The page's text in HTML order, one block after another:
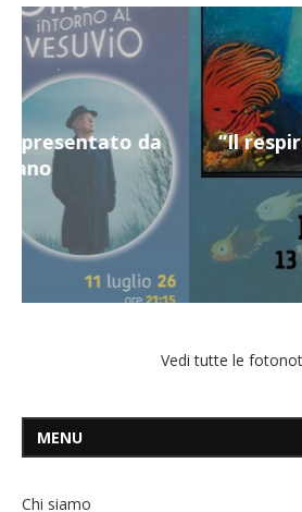
“Il respiro del mare”,
Vedi tutte le
MENU
Chi siamo